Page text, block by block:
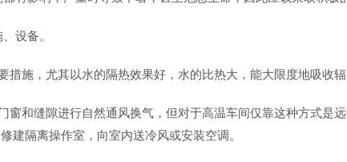
设备。
措施，尤其以水的隔热效果好，水的比热大，能大限度地吸收辐
窗和缝隙进行自然通风换气，但对于高温车间仅靠这种方式是
建隔离操作室，向室内送冷风或安装空调。